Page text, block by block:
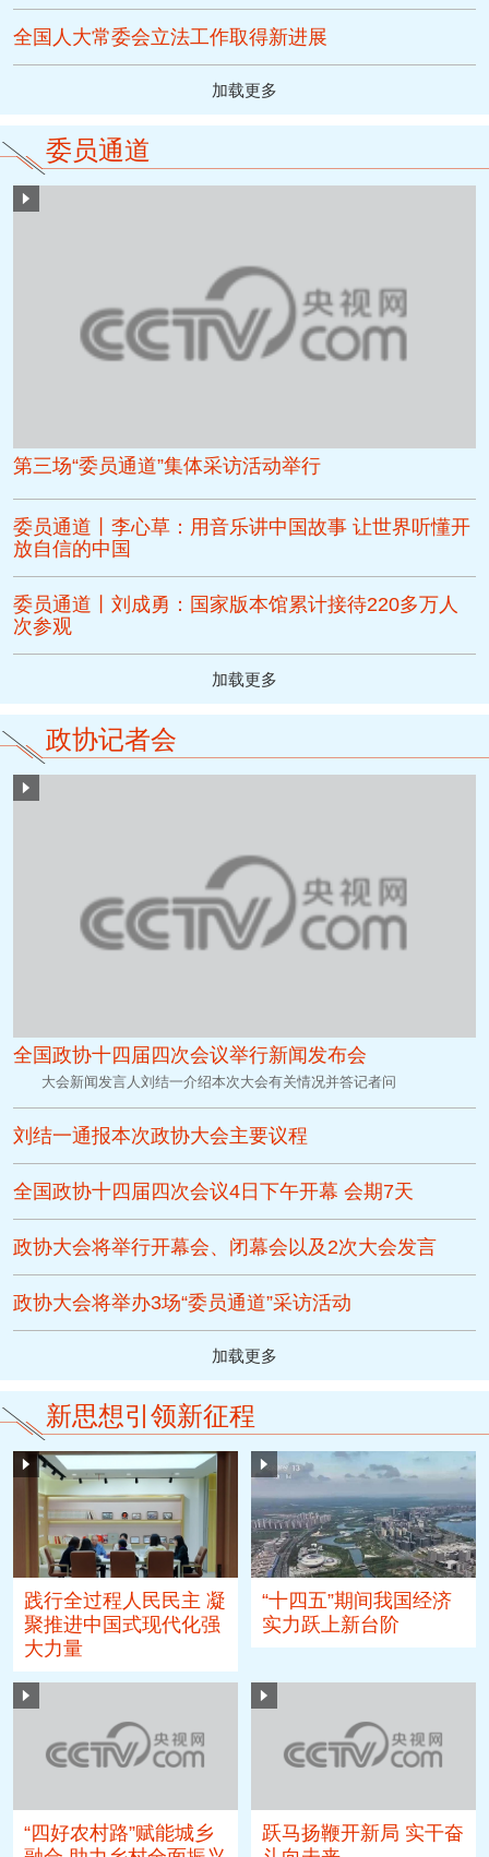
全国人大常委会立法工作取得新进展
加载更多
委员通道
第三场“委员通道”集体采访活动举行
委员通道丨李心草：用音乐讲中国故事 让世界听懂开
放自信的中国
委员通道丨刘成勇：国家版本馆累计接待220多万人
次参观
加载更多
政协记者会
全国政协十四届四次会议举行新闻发布会
大会新闻发言人刘结一介绍本次大会有关情况并答记者问
刘结一通报本次政协大会主要议程
全国政协十四届四次会议4日下午开幕 会期7天
政协大会将举行开幕会、闭幕会以及2次大会发言
政协大会将举办3场“委员通道”采访活动
加载更多
新思想引领新征程
践行全过程人民民主 凝
聚推进中国式现代化强
大力量
“十四五”期间我国经济
实力跃上新台阶
“四好农村路”赋能城乡
跃马扬鞭开新局 实干奋